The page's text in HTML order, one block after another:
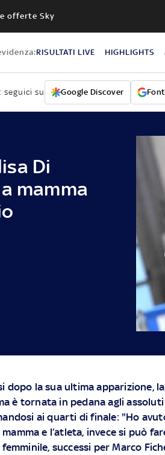
offerte Sky
RISULTATI LIVE HIGHLIGHTS
seguici su Google Discover
Di
mamma
dopo la sua ultima apparizione,
è tornata in pedana agli
ai quarti di finale: "Ho
e l’atleta, invece si può
successi per Marco